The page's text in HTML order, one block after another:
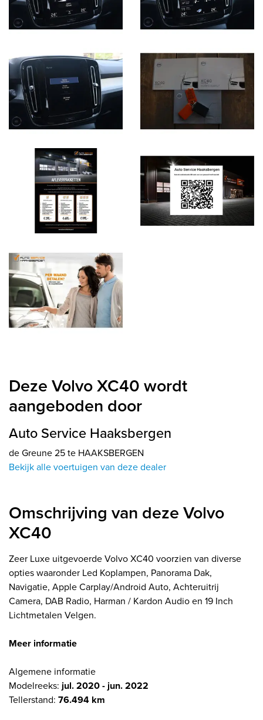
Deze Volvo XC40 wordt
aangeboden door
Auto Service Haaksbergen
de Greune 25 te HAAKSBERGEN
Bekijk alle voertuigen van deze dealer
Omschrijving van deze Volvo
XC40
Zeer Luxe uitgevoerde Volvo XC40 voorzien van diverse
opties waaronder Led Koplampen, Panorama Dak,
Navigatie, Apple Carplay/Android Auto, Achteruitrij
Camera, DAB Radio, Harman / Kardon Audio en 19 Inch
Lichtmetalen Velgen.
Meer informatie
Algemene informatie
Modelreeks: jul. 2020 - jun. 2022
Tellerstand: 76.494 km